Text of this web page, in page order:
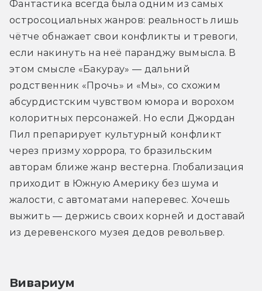
Фантастика всегда была одним из самых
остросоциальных жанров: реальность лишь
чётче обнажает свои конфликты и тревоги,
если накинуть на неё паранджу вымысла. В
этом смысле «Бакурау» — дальний
родственник «Прочь» и «Мы», со схожим
абсурдистским чувством юмора и ворохом
колоритных персонажей. Но если Джордан
Пил препарирует культурный конфликт
через призму хоррора, то бразильским
авторам ближе жанр вестерна. Глобализация
приходит в Южную Америку без шума и
жалости, с автоматами наперевес. Хочешь
выжить — держись своих корней и доставай
из деревенского музея дедов револьвер.
Вивариум